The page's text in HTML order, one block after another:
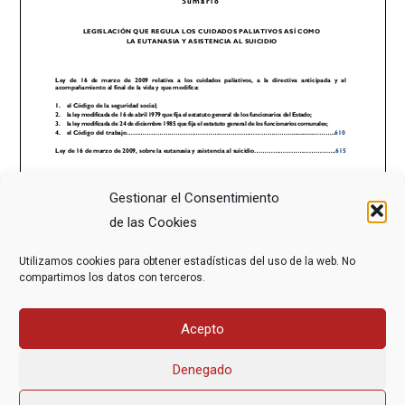
Gestionar el Consentimiento
de las Cookies
Utilizamos cookies para obtener estadísticas del uso de la web. No
compartimos los datos con terceros.
Acepto
Denegado